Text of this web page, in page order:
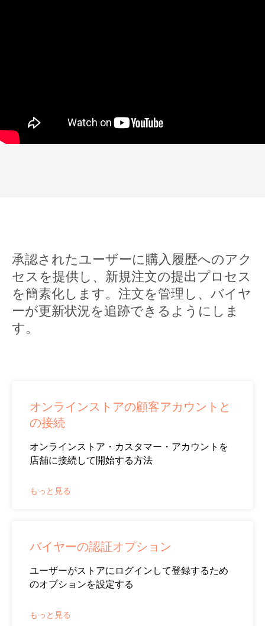
承認されたユーザーに購入履歴へのアク
セスを提供し、新規注文の提出プロセス
を簡素化します。注文を管理し、バイヤ
ーが更新状況を追跡できるようにしま
す。
オンラインストアの顧客アカウントと
の接続
オンラインストア・カスタマー・アカウントを
店舗に接続して開始する方法
もっと見る
バイヤーの認証オプション
ユーザーがストアにログインして登録するため
のオプションを設定する
もっと見る